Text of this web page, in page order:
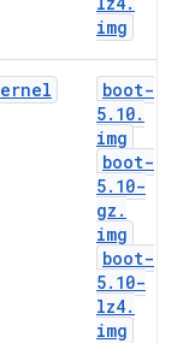
img
boot-
5. 10.
img
boot-
5. 10-
gz .
img
boot-
5. 10-
lz4.
img